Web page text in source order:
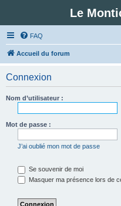
Le
FAQ
Accueil du forum
Connexion
Nom d’utilisateur :
Mot de passe :
J’ai oublié mon mot de passe
Se souvenir de moi
Masquer ma présence lors de